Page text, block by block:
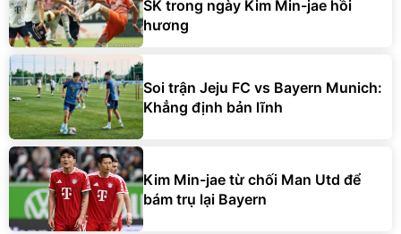
SK trong ngày Kim Min-jae hồi
hương
Soi trận Jeju FC vs Bayern Munich:
Khẳng định bản lĩnh
Kim Min-jae từ chối Man Utd để
bám trụ lại Bayern